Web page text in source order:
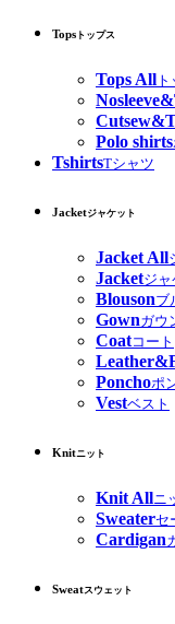
Tops トップス
Tops All
Polo shirts
TshirtsTシャツ
Jacketジャケット
Jacket All
Jacketジャ
Blousonブ
Gownガウ
Coatコート
Ponchoポ
Vestベスト
Knitニット
Knit Allニ
Sweaterセ
Cardigan
Sweatスウェット